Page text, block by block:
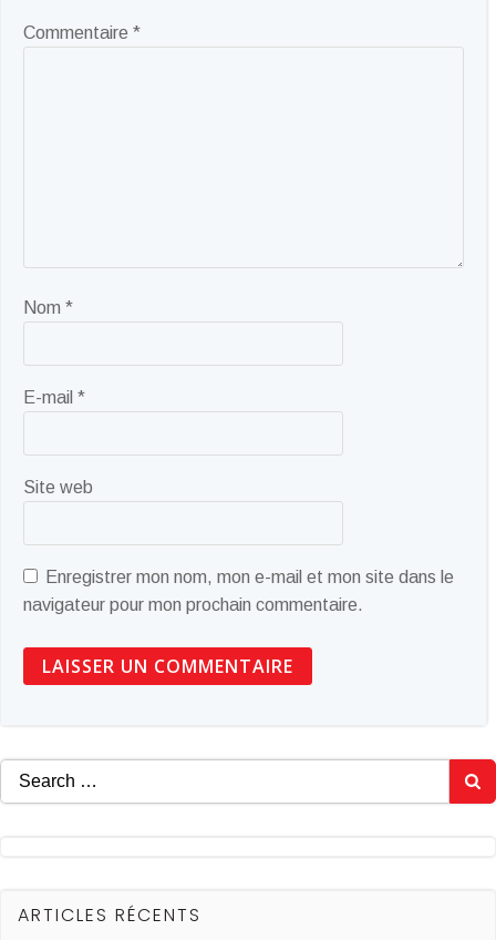
Commentaire *
Nom *
E-mail *
Site web
Enregistrer mon nom, mon e-mail et mon site dans le
navigateur pour mon prochain commentaire.
Search
for:
ARTICLES RÉCENTS